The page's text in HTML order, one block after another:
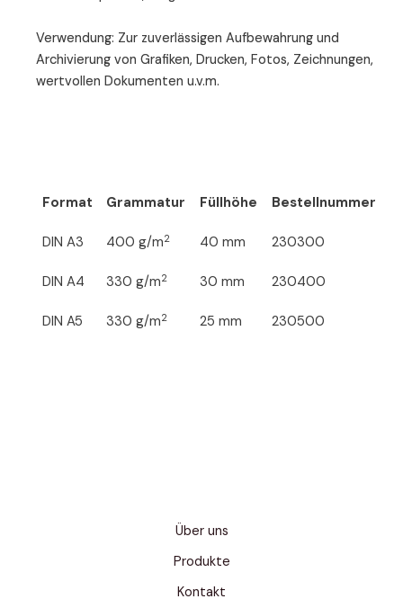
Verwendung: Zur zuverlässigen Aufbewahrung und
Archivierung von Grafiken, Drucken, Fotos, Zeichnungen,
wertvollen Dokumenten u.v.m.
Format Grammatur Füllhöhe Bestellnummer
DIN A3 400 g/m2 40 mm 230300
DIN A4 330 g/m2 30 mm 230400
DIN A5 330 g/m2 25 mm 230500
Über uns
Produkte
Kontakt